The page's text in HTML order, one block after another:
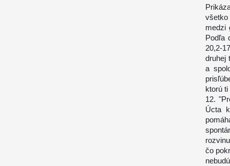
medzi
Podľa
20,2-
druhej
a
ktorú
12.
Úcta
čo